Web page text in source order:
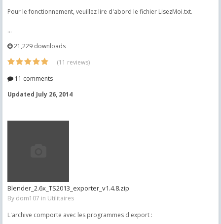
Pour le fonctionnement, veuillez lire d'abord le fichier LisezMoi.txt.
...
21,229 downloads
(11 reviews)
11 comments
Updated July 26, 2014
Blender_2.6x_TS2013_exporter_v1.4.8.zip
By dom107 in Utilitaires
L'archive comporte avec les programmes d'export :